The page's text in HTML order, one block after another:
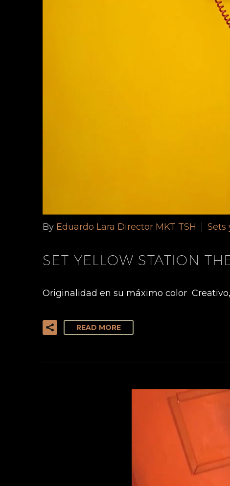
By Eduardo Lara Director MKT TSH Sets
SET YELLOW STATION
Originalidad en su máximo color
READ MORE